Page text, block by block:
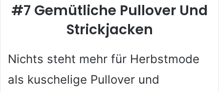
#7 Gemütliche Pullover Und
Strickjacken
Nichts steht mehr für Herbstmode
als kuschelige Pullover und